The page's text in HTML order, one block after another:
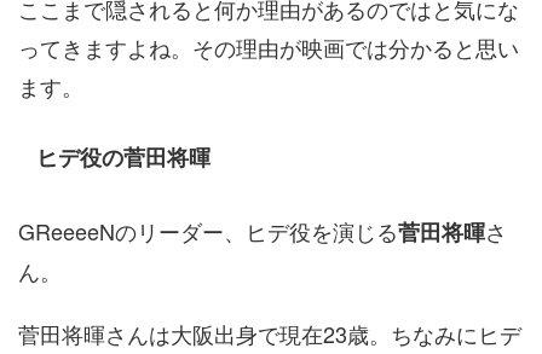
ここまで隠されると何か理由があるのではと気にな
ってきますよね。その理由が映画では分かると思い
ます。
ヒデ役の菅田将暉
GReeeeNのリーダー、ヒデ役を演じる菅田将暉さ
ん。
菅田将暉さんは大阪出身で現在23歳。ちなみにヒデ